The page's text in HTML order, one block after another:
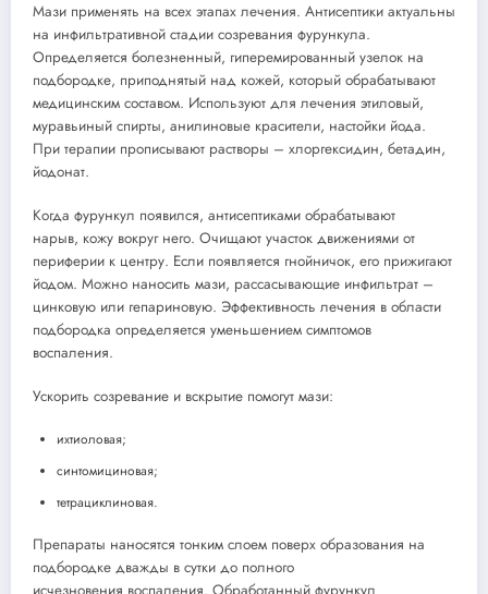
Мази применять на всех этапах лечения. Антисептики актуальны
на инфильтративной стадии созревания фурункула.
Определяется болезненный, гиперемированный узелок на
подбородке, приподнятый над кожей, который обрабатывают
медицинским составом. Используют для лечения этиловый,
муравьиный спирты, анилиновые красители, настойки йода.
При терапии прописывают растворы – хлоргексидин, бетадин,
йодонат.
Когда фурункул появился, антисептиками обрабатывают
нарыв, кожу вокруг него. Очищают участок движениями от
периферии к центру. Если появляется гнойничок, его прижигают
йодом. Можно наносить мази, рассасывающие инфильтрат –
цинковую или гепариновую. Эффективность лечения в области
подбородка определяется уменьшением симптомов
воспаления.
Ускорить созревание и вскрытие помогут мази:
ихтиоловая;
синтомициновая;
тетрациклиновая.
Препараты наносятся тонким слоем поверх образования на
подбородке дважды в сутки до полного
исчезновения воспаления. Обработанный фурункул